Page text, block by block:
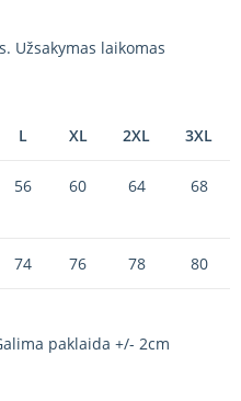
Užsakymas laikomas
L XL 2XL 3XL
56 60 64 68
74 76 78 80
paklaida +/- 2cm